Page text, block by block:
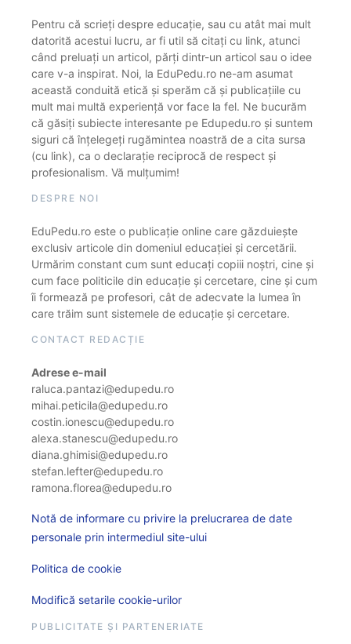
Pentru că scrieți despre educație, sau cu atât mai mult
datorită acestui lucru, ar fi util să citați cu link, atunci
când preluați un articol, părți dintr-un articol sau o idee
care v-a inspirat. Noi, la EduPedu.ro ne-am asumat
această conduită etică și sperăm că și publicațiile cu
mult mai multă experiență vor face la fel. Ne bucurăm
că găsiți subiecte interesante pe Edupedu.ro și suntem
siguri că înțelegeți rugămintea noastră de a cita sursa
(cu link), ca o declarație reciprocă de respect și
profesionalism. Vă mulțumim!
DESPRE NOI
EduPedu.ro este o publicație online care găzduiește
exclusiv articole din domeniul educației și cercetării.
Urmărim constant cum sunt educați copiii noștri, cine și
cum face politicile din educație și cercetare, cine și cum
îi formează pe profesori, cât de adecvate la lumea în
care trăim sunt sistemele de educație și cercetare.
CONTACT REDACȚIE
Adrese e-mail
raluca.pantazi@edupedu.ro
mihai.peticila@edupedu.ro
costin.ionescu@edupedu.ro
alexa.stanescu@edupedu.ro
diana.ghimisi@edupedu.ro
stefan.lefter@edupedu.ro
ramona.florea@edupedu.ro
Notă de informare cu privire la prelucrarea de date
personale prin intermediul site-ului
Politica de cookie
Modifică setarile cookie-urilor
PUBLICITATE ȘI PARTENERIATE